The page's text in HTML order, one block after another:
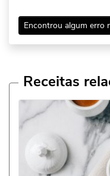
Encontrou algum erro
Receitas